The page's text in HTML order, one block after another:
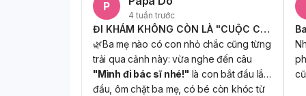
P
4 tuần trước
ĐI KHÁM KHÔNG CÒN LÀ "CUỘC CHIẾN" VỚI BÉ
🌿Ba mẹ nào có con nhỏ chắc cũng từng
trải qua cảnh này: vừa nghe đến câu
"Mình đi bác sĩ nhé!" là con bắt đầu lắc
đầu, ôm chặt ba mẹ, có bé còn khóc từ